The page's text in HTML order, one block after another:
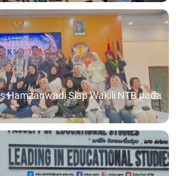
Hamzanwadi Siap Wakili NTB pada